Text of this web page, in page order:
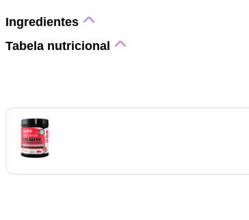
Ingredientes
Tabela nutricional